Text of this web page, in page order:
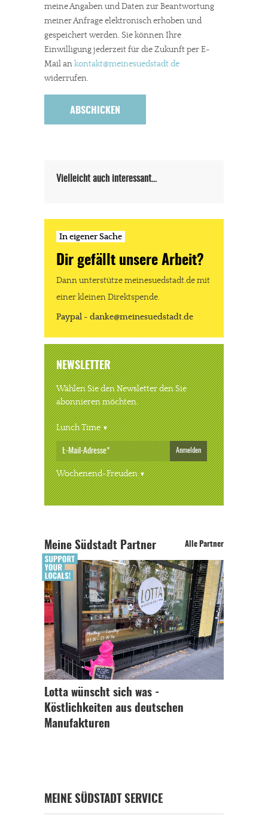
Werbung. Beide Einnahmequellen sind in den letzten Monaten
stark zurückgegangen.
Solltest Du unsere unabhängige Berichterstattung schätzen,
kannst Du uns mit einer kleinen Spende unterstützen.
Paypal - danke@meinesuedstadt.de
JETZT SPENDEN Schon erledigt!
meine Angaben und Daten zur Beantwortung
meiner Anfrage elektronisch erhoben und
gespeichert werden. Sie können Ihre
Einwilligung jederzeit für die Zukunft per E-
Mail ankontakt@meinesuedstadt.de
widerrufen.
Vielleicht auch interessant…
In eigener Sache
Dir gefällt unsere Arbeit?
Dann unterstütze meinesuedstadt.de mit
einer kleinen Direktspende.
Paypal - danke@meinesuedstadt.de
NEWSLETTER
Wählen Sie den Newsletter den Sie
abonnieren möchten.
Lunch Time
Anmelden
Wochenend-Freuden
Meine Südstadt Partner Alle Partner
Lotta wünscht sich was -
Köstlichkeiten aus deutschen
Manufakturen
MEINE SÜDSTADT SERVICE